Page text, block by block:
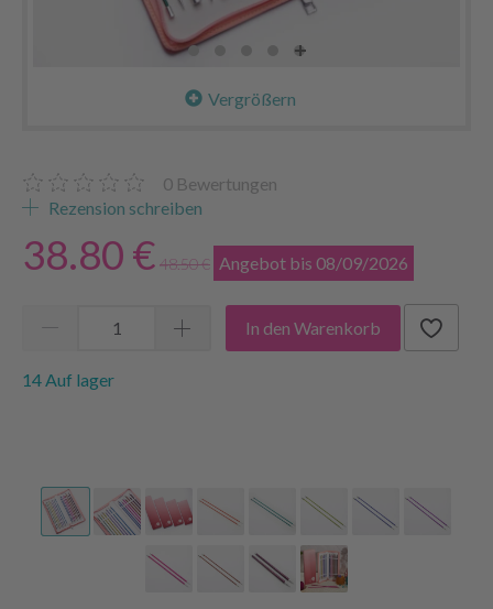
Vergrößern
0 Bewertungen
Rezension schreiben
38.80 € 48.50 € Angebot bis 08/09/2026
In den Warenkorb
14 Auf lager